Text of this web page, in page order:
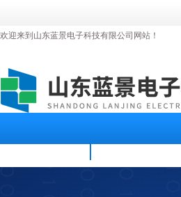
欢迎来到山东蓝景电子科技有限公司网站！